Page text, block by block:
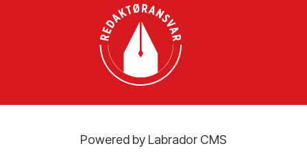
Powered by Labrador CMS